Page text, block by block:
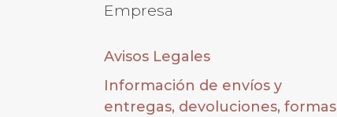
Empresa
Avisos Legales
Información de envíos y
entregas, devoluciones, formas